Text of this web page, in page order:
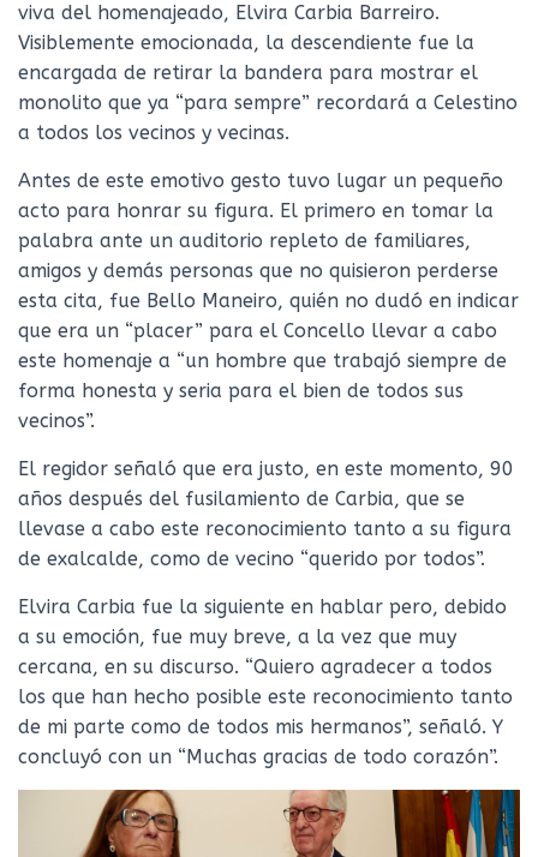
viva del homenajeado, Elvira Carbia Barreiro.
Visiblemente emocionada, la descendiente fue la
encargada de retirar la bandera para mostrar el
monolito que ya “para sempre” recordará a Celestino
a todos los vecinos y vecinas.
Antes de este emotivo gesto tuvo lugar un pequeño
acto para honrar su figura. El primero en tomar la
palabra ante un auditorio repleto de familiares,
amigos y demás personas que no quisieron perderse
esta cita, fue Bello Maneiro, quién no dudó en indicar
que era un “placer” para el Concello llevar a cabo
este homenaje a “un hombre que trabajó siempre de
forma honesta y seria para el bien de todos sus
vecinos”.
El regidor señaló que era justo, en este momento, 90
años después del fusilamiento de Carbia, que se
llevase a cabo este reconocimiento tanto a su figura
de exalcalde, como de vecino “querido por todos”.
Elvira Carbia fue la siguiente en hablar pero, debido
a su emoción, fue muy breve, a la vez que muy
cercana, en su discurso. “Quiero agradecer a todos
los que han hecho posible este reconocimiento tanto
de mi parte como de todos mis hermanos”, señaló. Y
concluyó con un “Muchas gracias de todo corazón”.